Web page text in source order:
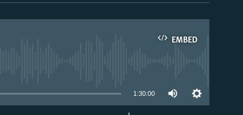
EMBED
1:30:00